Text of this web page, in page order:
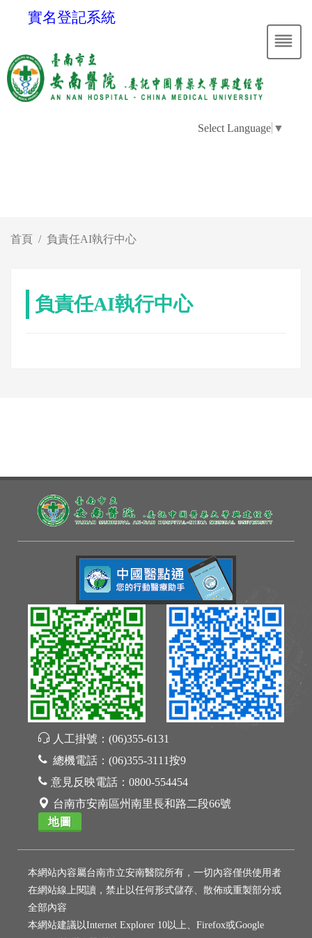
實名登記系統
Select Language ▼
首頁 負責任AI執行中心
負責任AI執行中心
人工掛號： (06)355-6131
總機電話： (06)355-3111按9
意見反映電話： 0800-554454
台南市安南區州南里長和路二段66號
地圖
本網站內容屬台南市立安南醫院所有，一切內容僅供使用者
在網站線上閱讀，禁止以任何形式儲存、散佈或重製部分或
全部內容
本網站建議以Internet Explorer 10以上、Firefox或Google